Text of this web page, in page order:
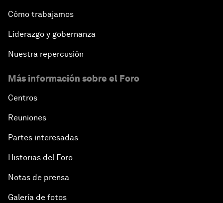
Cómo trabajamos
Liderazgo y gobernanza
Nuestra repercusión
Más información sobre el Foro
Centros
Reuniones
Partes interesadas
Historias del Foro
Notas de prensa
Galería de fotos